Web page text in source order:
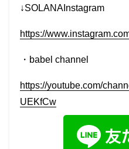
↓SOLANAInstagram
https://
・ babel channel
https://youtube.com/
UEKfCw